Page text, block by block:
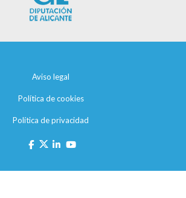
Aviso legal
Política de cookies
Política de privacidad